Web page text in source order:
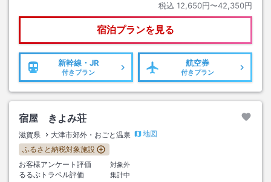
税込 12,650円〜42,350円
宿泊プランを見る
新幹線・JR
付きプラン
航空券
付きプラン
宿屋 きよみ荘
滋賀県 大津市郊外・おごと温泉
地図
ふるさと納税対象施設
お客様アンケート評価
対象外
るるぶトラベル評価
集計中